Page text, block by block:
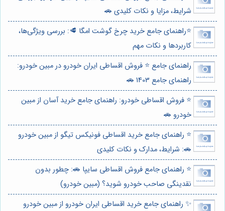
شرایط، مزایا و نکات کلیدی 🚗
⭐️راهنمای جامع خرید چرخ گوشت امگا 🥩: بررسی ویژگی‌ها،
کاربردها و نکات مهم
راهنمای جامع ⭐️ فروش اقساطی ایران خودرو در مبین خودرو:
راهنمای جامع 1403 🚗
⭐️ فروش اقساطی خودرو: راهنمای جامع خرید آسان از مبین
خودرو 🚗
⭐️ راهنمای جامع خرید اقساطی فونیکس تیگو از مبین خودرو
🚗: شرایط، مدارک و نکات کلیدی
⭐️ راهنمای جامع فروش اقساطی سایپا 🚗: چطور بدون
نقدینگی صاحب خودرو شوید؟ (مبین خودرو)
✨ راهنمای جامع خرید اقساطی ایران خودرو از مبین خودرو